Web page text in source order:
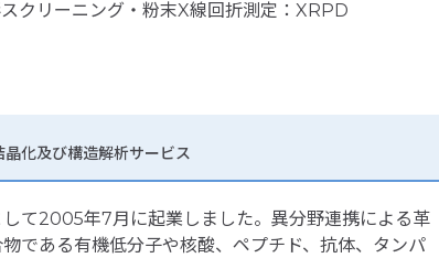
クリーニング・粉末X線回折測定：XRPD
化及び構造解析サービス
て2005年7月に起業しました。異分野連携による革
である有機低分子や核酸、ペプチド、抗体、タンパ